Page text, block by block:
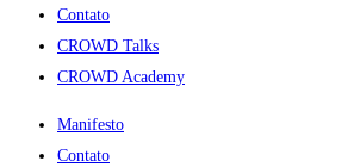
Contato
CROWD Talks
CROWD Academy
Manifesto
Contato